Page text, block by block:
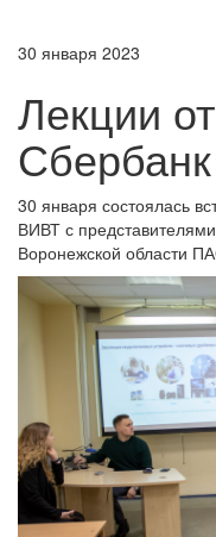
30 января 2023
Лекции
Сбербанк
30 января состоялась
ВИВТ с
Воронежской области